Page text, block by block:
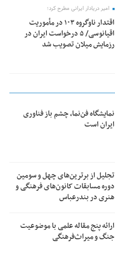
امیر دریادار ایرانی مطرح کرد؛
اقتدار ناوگروه ۱۰۳ در مأموریت‌
اقیانوسی/ ۵ درخواست ایران در
رزمایش میلان تصویب شد
نمایشگاه فن‌نما، چشم باز فناوری
ایران است
تجلیل از بر‌ترین‌های چهل و سومین
دوره مسابقات کانون‌های فرهنگی و
هنری در بندرعباس
ارائه پنج مقاله علمی با موضوعیت
جنگ و میراث‌فرهنگی